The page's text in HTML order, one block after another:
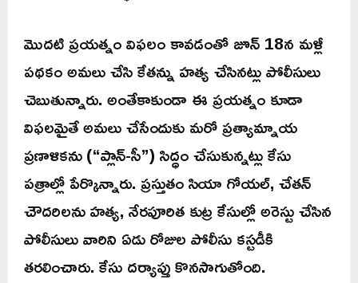
మొదటి ప్రయత్నం విఫలం కావడంతో జూన్ 18న మళ్లీ
పథకం అమలు చేసి కేతన్ను హత్య చేసినట్లు పోలీసులు
చెబుతున్నారు. అంతేకాకుండా ఈ ప్రయత్నం కూడా
విఫలమైతే అమలు చేసేందుకు మరో ప్రత్యామ్నాయ
ప్రణాళికను (“ప్లాన్-సీ”) సిద్ధం చేసుకున్నట్లు కేసు
పత్రాల్లో పేర్కొన్నారు. ప్రస్తుతం సియా గోయల్, చేతన్
చౌదరిలను హత్య, నేరపూరిత కుట్ర కేసుల్లో అరెస్టు చేసిన
పోలీసులు వారిని ఏడు రోజుల పోలీసు కస్టడీకి
తరలించారు. కేసు దర్యాప్తు కొనసాగుతోంది.